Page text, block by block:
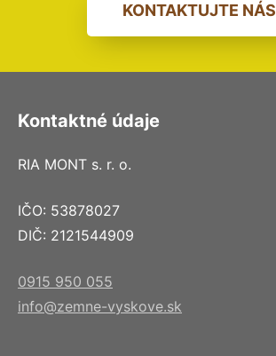
KONTAKTUJTE NÁS
Kontaktné údaje
RIA MONT s. r. o.
IČO: 53878027
DIČ: 2121544909
0915 950 055
info@zemne-vyskove.sk